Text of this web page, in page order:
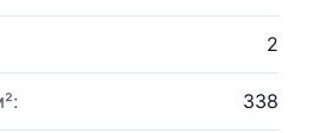
2
338